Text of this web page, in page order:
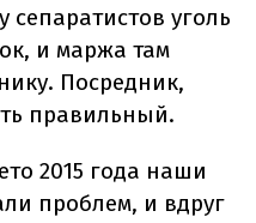
сепаратистов уголь
и маржа там
Посредник,
правильный.
2015 года наши
проблем, и вдруг